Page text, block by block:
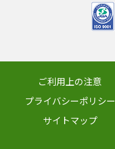
ご利用上の注意
プライバシーポリシー
サイトマップ